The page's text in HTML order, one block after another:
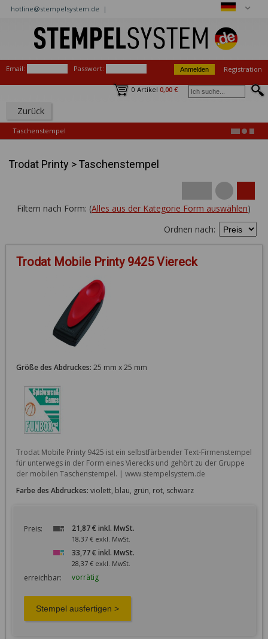
hotline@stempelsystem.de |
Email: Passwort: Registration
0 Artikel 0,00 €
Zurück
Taschenstempel
Trodat Printy >Taschenstempel
Filtern nach Form: (Alles aus der Kategorie Form auswählen)
Ordnen nach:
Trodat Mobile Printy 9425 Viereck
Größe des Abdruckes: 25 mm x 25 mm
Trodat Mobile Printy 9425 ist ein selbstfärbender Text-Firmenstempel
für unterwegs in der Form eines Vierecks und gehört zu der Gruppe
Farbe des Abdruckes: violett, blau, grün, rot, schwarz
Preis: 21,87 € inkl. MwSt.
18,37 € exkl. MwSt.
33,77 € inkl. MwSt.
28,37 € exkl. MwSt.
erreichbar: vorrätig